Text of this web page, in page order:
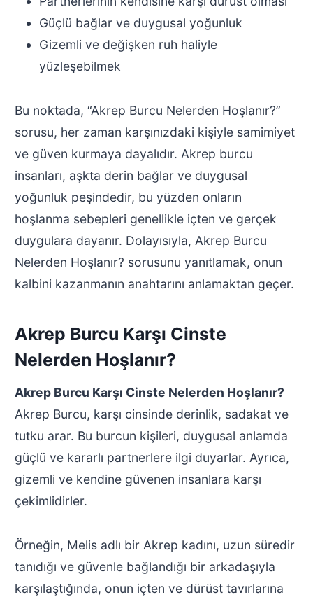
Güçlü bağlar ve duygusal yoğunluk
Gizemli ve değişken ruh haliyle
yüzleşebilmek
Bu noktada, “Akrep Burcu Nelerden Hoşlanır?”
sorusu, her zaman karşınızdaki kişiyle samimiyet
ve güven kurmaya dayalıdır. Akrep burcu
insanları, aşkta derin bağlar ve duygusal
yoğunluk peşindedir, bu yüzden onların
hoşlanma sebepleri genellikle içten ve gerçek
duygulara dayanır. Dolayısıyla, Akrep Burcu
Nelerden Hoşlanır? sorusunu yanıtlamak, onun
kalbini kazanmanın anahtarını anlamaktan geçer.
Akrep Burcu Karşı Cinste
Nelerden Hoşlanır?
Akrep Burcu Karşı Cinste Nelerden Hoşlanır?
Akrep Burcu, karşı cinsinde derinlik, sadakat ve
tutku arar. Bu burcun kişileri, duygusal anlamda
güçlü ve kararlı partnerlere ilgi duyarlar. Ayrıca,
gizemli ve kendine güvenen insanlara karşı
çekimlidirler.
Örneğin, Melis adlı bir Akrep kadını, uzun süredir
tanıdığı ve güvenle bağlandığı bir arkadaşıyla
karşılaştığında, onun içten ve dürüst tavırlarına